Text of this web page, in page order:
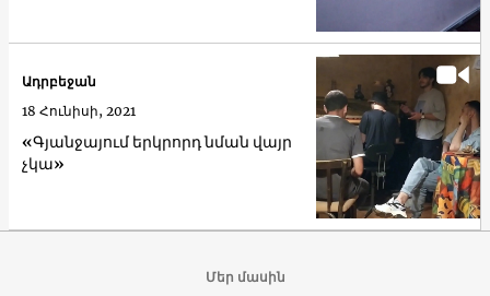
«Գյանջայում երկրորդ նման վայր
չկա»
Ադրբեջան
18 Հունիսի, 2021
Մեր մասին